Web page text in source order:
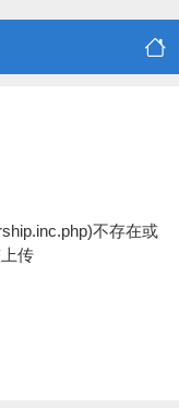
不存在或
传